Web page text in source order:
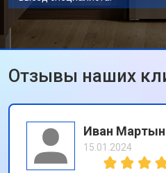
Отзывы наших
Иван
15.01.2024